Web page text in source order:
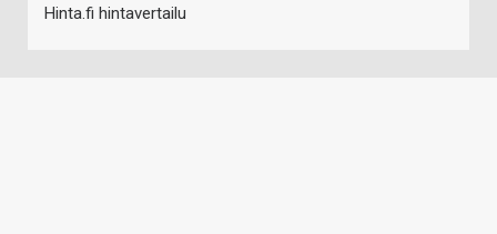
Hinta.fi hintavertailu